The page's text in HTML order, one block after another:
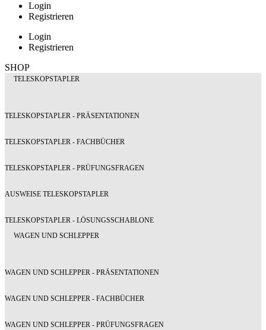
Login
Registrieren
Login
Registrieren
SHOP
TELESKOPSTAPLER
TELESKOPSTAPLER - PRÄSENTATIONEN
TELESKOPSTAPLER - FACHBÜCHER
TELESKOPSTAPLER - PRÜFUNGSFRAGEN
AUSWEISE TELESKOPSTAPLER
TELESKOPSTAPLER - LÖSUNGSSCHABLONE
WAGEN UND SCHLEPPER
WAGEN UND SCHLEPPER - PRÄSENTATIONEN
WAGEN UND SCHLEPPER - FACHBÜCHER
WAGEN UND SCHLEPPER - PRÜFUNGSFRAGEN